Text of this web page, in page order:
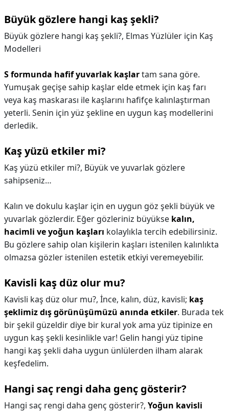
Büyük gözlere hangi kaş şekli?
Büyük gözlere hangi kaş şekli?, Elmas Yüzlüler için Kaş
Modelleri
S formunda hafif yuvarlak kaşlartam sana göre.
Yumuşak geçişe sahip kaşlar elde etmek için kaş farı
veya kaş maskarası ile kaşlarını hafifçe kalınlaştırman
yeterli. Senin için yüz şekline en uygun kaş modellerini
derledik.
Kaş yüzü etkiler mi?
Kaş yüzü etkiler mi?, Büyük ve yuvarlak gözlere
sahipseniz…
Kalın ve dokulu kaşlar için en uygun göz şekli büyük ve
yuvarlak gözlerdir. Eğer gözleriniz büyükse kalın,
hacimli ve yoğun kaşları kolaylıkla tercih edebilirsiniz.
Bu gözlere sahip olan kişilerin kaşları istenilen kalınlıkta
olmazsa gözler istenilen estetik etkiyi veremeyebilir.
Kavisli kaş düz olur mu?
Kavisli kaş düz olur mu?, İnce, kalın, düz, kavisli; kaş
şeklimiz dış görünüşümüzü anında etkiler. Burada tek
bir şekil güzeldir diye bir kural yok ama yüz tipinize en
uygun kaş şekli kesinlikle var! Gelin hangi yüz tipine
hangi kaş şekli daha uygun ünlülerden ilham alarak
keşfedelim.
Hangi saç rengi daha genç gösterir?
Hangi saç rengi daha genç gösterir?, Yoğun kavisli